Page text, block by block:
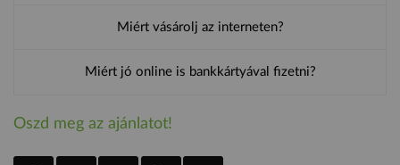
Miért vásárolj az interneten?
Miért jó online is bankkártyával fizetni?
Oszd meg az ajánlatot!